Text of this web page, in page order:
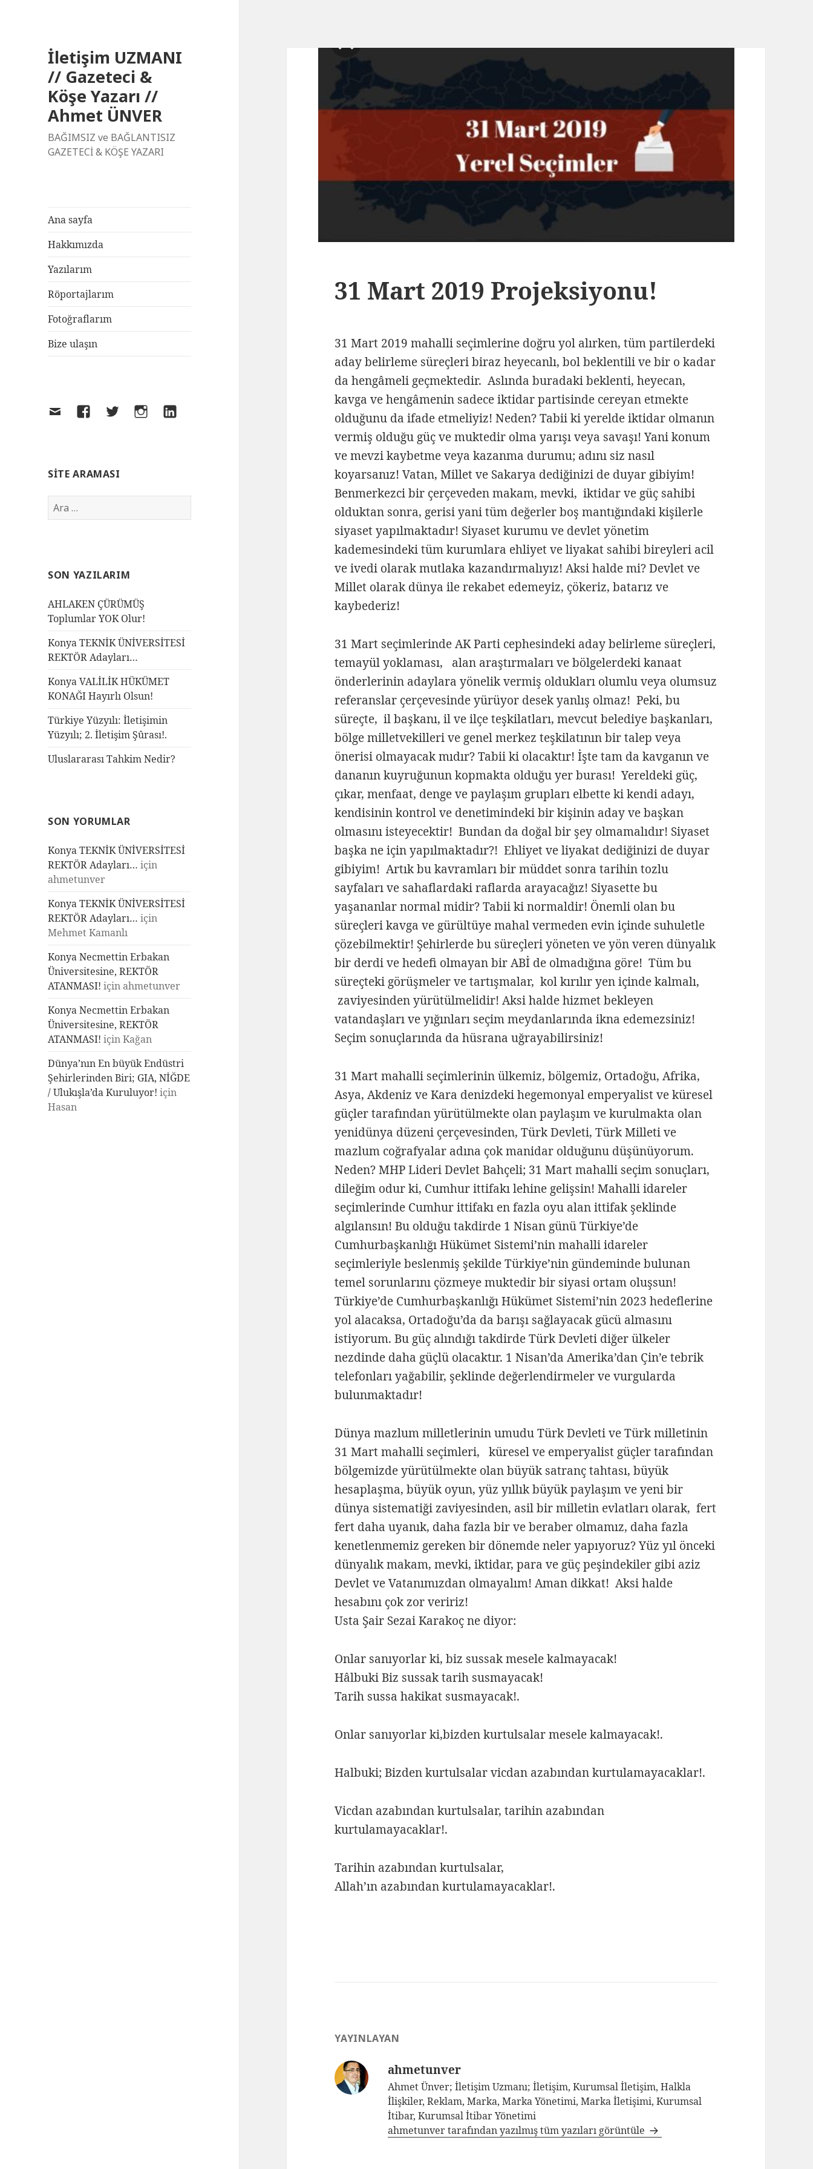
İletişim UZMANI
// Gazeteci &
Köşe Yazarı //
Ahmet ÜNVER
BAĞIMSIZ ve BAĞLANTISIZ
GAZETECİ & KÖŞE YAZARI
Ana sayfa
Hakkımızda
Yazılarım
Röportajlarım
Fotoğraflarım
Bize ulaşın
SITE ARAMASI
SON YAZILARIM
AHLAKEN ÇÜRÜMÜŞ
Toplumlar YOK Olur!
Konya TEKNİK ÜNİVERSİTESİ
REKTÖR Adayları…
Konya VALİLİK HÜKÜMET
KONAĞI Hayırlı Olsun!
Türkiye Yüzyılı: İletişimin
Yüzyılı; 2. İletişim Şûrası!.
Uluslararası Tahkim Nedir?
SON YORUMLAR
Konya TEKNİK ÜNİVERSİTESİ
REKTÖR Adayları… için
ahmetunver
Konya TEKNİK ÜNİVERSİTESİ
REKTÖR Adayları… için
Mehmet Kamanlı
Konya Necmettin Erbakan
Üniversitesine, REKTÖR
ATANMASI! için ahmetunver
Konya Necmettin Erbakan
Üniversitesine, REKTÖR
ATANMASI! içinKağan
Dünya’nın En büyük Endüstri
Şehirlerinden Biri; GIA, NİĞDE
/ Ulukışla’da Kuruluyor! için
Hasan
31 Mart 2019 Projeksiyonu!
31 Mart 2019 mahalli seçimlerine doğru yol alırken, tüm partilerdeki
aday belirleme süreçleri biraz heyecanlı, bol beklentili ve bir o kadar
da hengâmeli geçmektedir. Aslında buradaki beklenti, heyecan,
kavga ve hengâmenin sadece iktidar partisinde cereyan etmekte
olduğunu da ifade etmeliyiz! Neden? Tabii ki yerelde iktidar olmanın
vermiş olduğu güç ve muktedir olma yarışı veya savaşı! Yani konum
ve mevzi kaybetme veya kazanma durumu; adını siz nasıl
koyarsanız! Vatan, Millet ve Sakarya dediğinizi de duyar gibiyim!
Benmerkezci bir çerçeveden makam, mevki, iktidar ve güç sahibi
olduktan sonra, gerisi yani tüm değerler boş mantığındaki kişilerle
siyaset yapılmaktadır! Siyaset kurumu ve devlet yönetim
kademesindeki tüm kurumlara ehliyet ve liyakat sahibi bireyleri acil
ve ivedi olarak mutlaka kazandırmalıyız! Aksi halde mi? Devlet ve
Millet olarak dünya ile rekabet edemeyiz, çökeriz, batarız ve
kaybederiz!
31 Mart seçimlerinde AK Parti cephesindeki aday belirleme süreçleri,
temayül yoklaması, alan araştırmaları ve bölgelerdeki kanaat
önderlerinin adaylara yönelik vermiş oldukları olumlu veya olumsuz
referanslar çerçevesinde yürüyor desek yanlış olmaz! Peki, bu
süreçte, il başkanı, il ve ilçe teşkilatları, mevcut belediye başkanları,
bölge milletvekilleri ve genel merkez teşkilatının bir talep veya
önerisi olmayacak mıdır? Tabii ki olacaktır! İşte tam da kavganın ve
dananın kuyruğunun kopmakta olduğu yer burası! Yereldeki güç,
çıkar, menfaat, denge ve paylaşım grupları elbette ki kendi adayı,
kendisinin kontrol ve denetimindeki bir kişinin aday ve başkan
olmasını isteyecektir! Bundan da doğal bir şey olmamalıdır! Siyaset
başka ne için yapılmaktadır?! Ehliyet ve liyakat dediğinizi de duyar
gibiyim! Artık bu kavramları bir müddet sonra tarihin tozlu
sayfaları ve sahaflardaki raflarda arayacağız! Siyasette bu
yaşananlar normal midir? Tabii ki normaldir! Önemli olan bu
süreçleri kavga ve gürültüye mahal vermeden evin içinde suhuletle
çözebilmektir! Şehirlerde bu süreçleri yöneten ve yön veren dünyalık
bir derdi ve hedefi olmayan bir ABİ de olmadığına göre! Tüm bu
süreçteki görüşmeler ve tartışmalar, kol kırılır yen içinde kalmalı,
zaviyesinden yürütülmelidir! Aksi halde hizmet bekleyen
vatandaşları ve yığınları seçim meydanlarında ikna edemezsiniz!
Seçim sonuçlarında da hüsrana uğrayabilirsiniz!
31 Mart mahalli seçimlerinin ülkemiz, bölgemiz, Ortadoğu, Afrika,
Asya, Akdeniz ve Kara denizdeki hegemonyal emperyalist ve küresel
güçler tarafından yürütülmekte olan paylaşım ve kurulmakta olan
yenidünya düzeni çerçevesinden, Türk Devleti, Türk Milleti ve
mazlum coğrafyalar adına çok manidar olduğunu düşünüyorum.
Neden? MHP Lideri Devlet Bahçeli; 31 Mart mahalli seçim sonuçları,
dileğim odur ki, Cumhur ittifakı lehine gelişsin! Mahalli idareler
seçimlerinde Cumhur ittifakı en fazla oyu alan ittifak şeklinde
algılansın! Bu olduğu takdirde 1 Nisan günü Türkiye’de
Cumhurbaşkanlığı Hükümet Sistemi’nin mahalli idareler
seçimleriyle beslenmiş şekilde Türkiye’nin gündeminde bulunan
temel sorunlarını çözmeye muktedir bir siyasi ortam oluşsun!
Türkiye’de Cumhurbaşkanlığı Hükümet Sistemi’nin 2023 hedeflerine
yol alacaksa, Ortadoğu’da da barışı sağlayacak gücü almasını
istiyorum. Bu güç alındığı takdirde Türk Devleti diğer ülkeler
nezdinde daha güçlü olacaktır. 1 Nisan’da Amerika’dan Çin’e tebrik
telefonları yağabilir, şeklinde değerlendirmeler ve vurgularda
bulunmaktadır!
Dünya mazlum milletlerinin umudu Türk Devleti ve Türk milletinin
31 Mart mahalli seçimleri, küresel ve emperyalist güçler tarafından
bölgemizde yürütülmekte olan büyük satranç tahtası, büyük
hesaplaşma, büyük oyun, yüz yıllık büyük paylaşım ve yeni bir
dünya sistematiği zaviyesinden, asil bir milletin evlatları olarak, fert
fert daha uyanık, daha fazla bir ve beraber olmamız, daha fazla
kenetlenmemiz gereken bir dönemde neler yapıyoruz? Yüz yıl önceki
dünyalık makam, mevki, iktidar, para ve güç peşindekiler gibi aziz
Devlet ve Vatanımızdan olmayalım! Aman dikkat! Aksi halde
hesabını çok zor veririz!
Usta Şair Sezai Karakoç ne diyor:
Onlar sanıyorlar ki, biz sussak mesele kalmayacak!
Hâlbuki Biz sussak tarih susmayacak!
Tarih sussa hakikat susmayacak!.
Onlar sanıyorlar ki,bizden kurtulsalar mesele kalmayacak!.
Halbuki; Bizden kurtulsalar vicdan azabından kurtulamayacaklar!.
Vicdan azabından kurtulsalar, tarihin azabından
kurtulamayacaklar!.
Tarihin azabından kurtulsalar,
Allah’ın azabından kurtulamayacaklar!.
YAYINLAYAN
ahmetunver
Ahmet Ünver; İletişim Uzmanı; İletişim, Kurumsal İletişim, Halkla
İlişkiler, Reklam, Marka, Marka Yönetimi, Marka İletişimi, Kurumsal
İtibar, Kurumsal İtibar Yönetimi
ahmetunver tarafından yazılmış tüm yazıları görüntüle